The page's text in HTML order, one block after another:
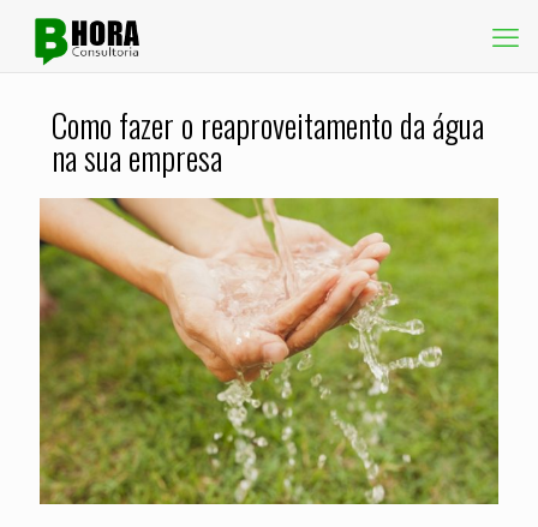
Como fazer o reaproveitamento da água
na sua empresa